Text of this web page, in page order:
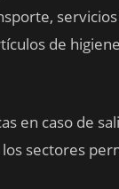
de
en caso de
sectores